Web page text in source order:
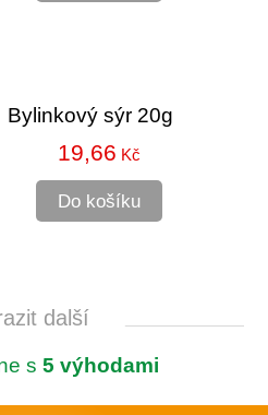
Bylinkový sýr 20g
19,66 Kč
Do košíku
další
s 5 výhodami